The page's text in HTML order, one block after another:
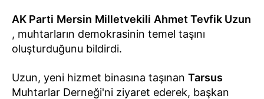
AK Parti Mersin Milletvekili Ahmet Tevfik Uzun
, muhtarların demokrasinin temel taşını
oluşturduğunu bildirdi.
Uzun, yeni hizmet binasına taşınan Tarsus
Muhtarlar Derneği'ni ziyaret ederek, başkan